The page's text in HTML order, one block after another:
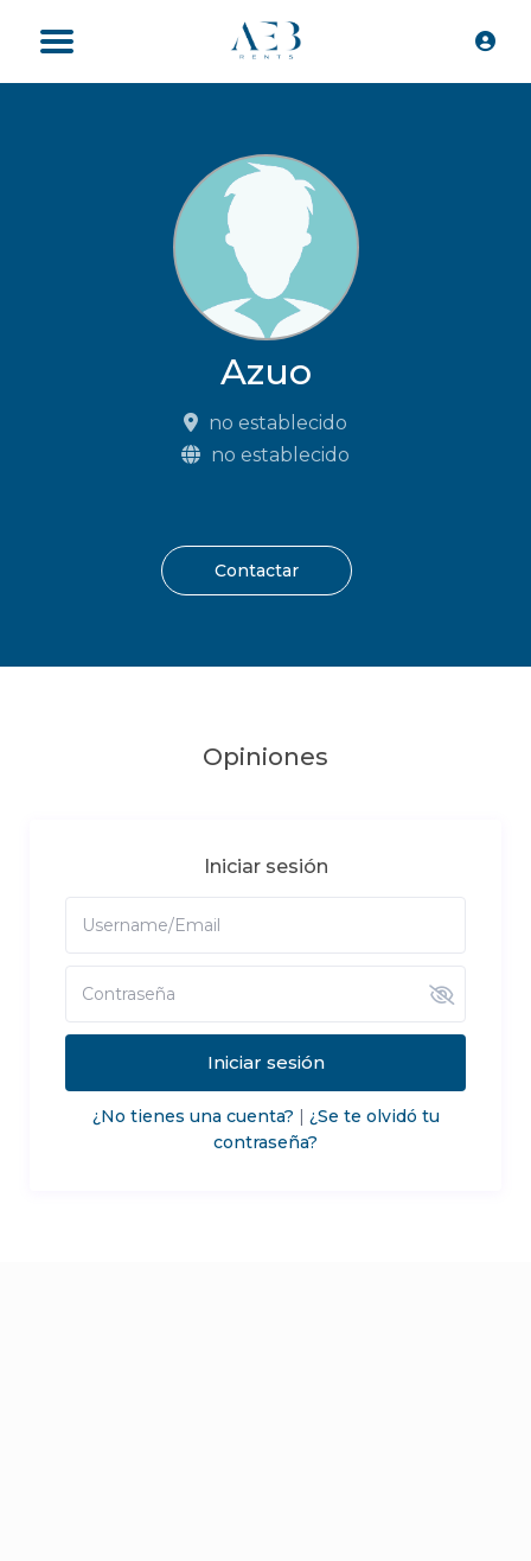
Azuo
no establecido
no establecido
Contactar
Opiniones
Iniciar sesión
Iniciar sesión
¿No tienes una cuenta? | ¿Se te olvidó tu
contraseña?